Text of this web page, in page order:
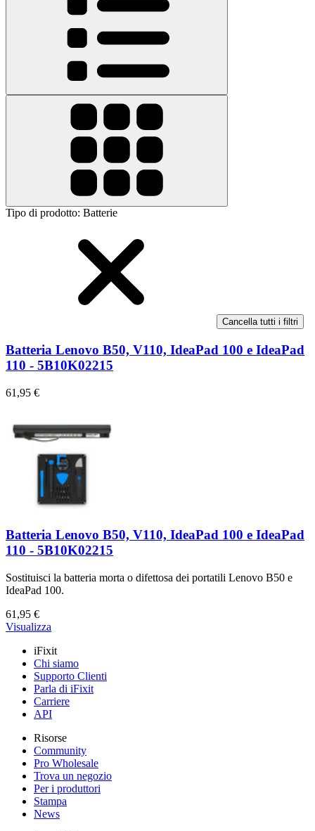
Tipo di prodotto: Batterie
Cancella tutti i filtri
Batteria Lenovo B50, V110, IdeaPad 100 e IdeaPad
110 - 5B10K02215
61,95 €
Batteria Lenovo B50, V110, IdeaPad 100 e IdeaPad
110 - 5B10K02215
Sostituisci la batteria morta o difettosa dei portatili Lenovo B50 e
IdeaPad 100.
61,95 €
Visualizza
iFixit
Chi siamo
Supporto Clienti
Parla di iFixit
Carriere
API
Risorse
Community
Pro Wholesale
Trova un negozio
Per i produttori
Stampa
News